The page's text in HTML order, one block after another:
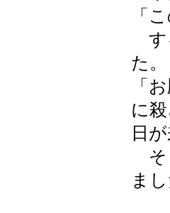
「
す
た。
「
に
日
そ
まし